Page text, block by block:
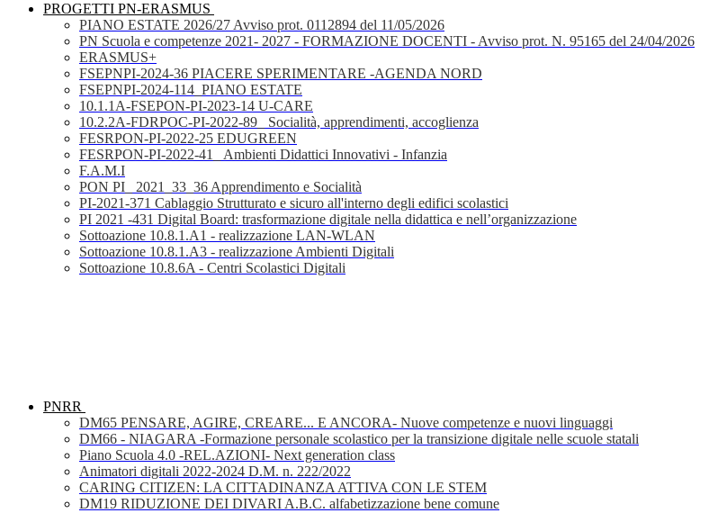
PROGETTI PN-ERASMUS
PIANO ESTATE 2026/27 Avviso prot. 0112894 del 11/05/2026
PN Scuola e competenze 2021- 2027 - FORMAZIONE DOCENTI - Avviso prot. N. 95165 del 24/04/2026
ERASMUS+
FSEPNPI-2024-36 PIACERE SPERIMENTARE -AGENDA NORD
FSEPNPI-2024-114_PIANO ESTATE
10.1.1A-FSEPON-PI-2023-14 U-CARE
10.2.2A-FDRPOC-PI-2022-89_ Socialità, apprendimenti, accoglienza
FESRPON-PI-2022-25 EDUGREEN
FESRPON-PI-2022-41_ Ambienti Didattici Innovativi - Infanzia
F.A.M.I
PON PI_ 2021_33_36 Apprendimento e Socialità
PI-2021-371 Cablaggio Strutturato e sicuro all'interno degli edifici scolastici
PI 2021 -431 Digital Board: trasformazione digitale nella didattica e nell’organizzazione
Sottoazione 10.8.1.A1 - realizzazione LAN-WLAN
Sottoazione 10.8.1.A3 - realizzazione Ambienti Digitali
Sottoazione 10.8.6A - Centri Scolastici Digitali
PNRR
DM65 PENSARE, AGIRE, CREARE... E ANCORA- Nuove competenze e nuovi linguaggi
DM66 - NIAGARA -Formazione personale scolastico per la transizione digitale nelle scuole statali
Piano Scuola 4.0 -REL.AZIONI- Next generation class
Animatori digitali 2022-2024 D.M. n. 222/2022
CARING CITIZEN: LA CITTADINANZA ATTIVA CON LE STEM
DM19 RIDUZIONE DEI DIVARI A.B.C. alfabetizzazione bene comune